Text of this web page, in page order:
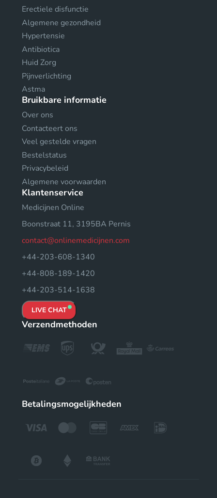
Erectiele disfunctie
Algemene gezondheid
Hypertensie
Antibiotica
Huid Zorg
Pijnverlichting
Astma
Bruikbare informatie
Over ons
Contacteert ons
Veel gestelde vragen
Bestelstatus
Privacybeleid
Algemene voorwaarden
Klantenservice
Medicijnen Online
Boonstraat 11, 3195BA Pernis
contact@onlinemedicijnen.com
+44-203-608-1340
+44-808-189-1420
+44-203-514-1638
LIVE CHAT
Verzendmethoden
Betalingsmogelijkheden